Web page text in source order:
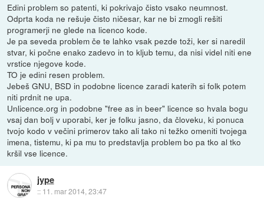
Edini problem so patenti, ki pokrivajo čisto vsako neumnost.
Odprta koda ne rešuje čisto ničesar, kar ne bi zmogli rešiti
programerji ne glede na licenco kode.
Je pa seveda problem če te lahko vsak pezde toži, ker si naredil
stvar, ki počne enako zadevo in to kljub temu, da nisi videl niti ene
vrstice njegove kode.
TO je edini resen problem.
Jebeš GNU, BSD in podobne licence zaradi katerih si folk potem
niti prdnit ne upa.
Unlicence.org in podobne "free as in beer" licence so hvala bogu
vsaj dan bolj v uporabi, ker je folku jasno, da človeku, ki ponuca
tvojo kodo v večini primerov tako ali tako ni težko omeniti tvojega
imena, tistemu, ki pa mu to predstavlja problem bo pa tko al tko
kršil vse licence.
jype
:: 11. mar 2014, 23:47